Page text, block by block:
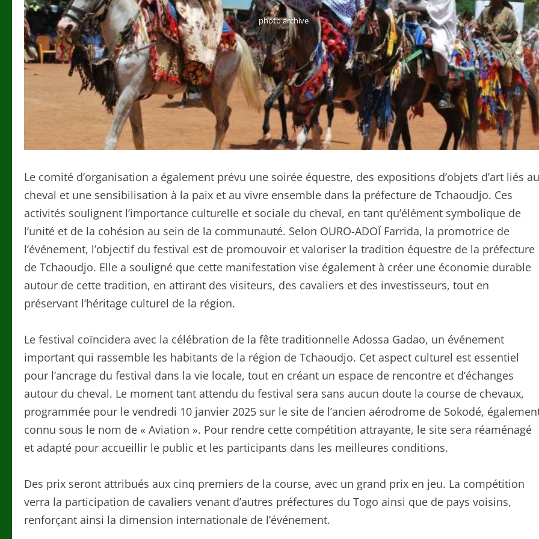
photo archive
Le comité d’organisation a également prévu une soirée équestre, des expositions d’objets d’art liés au
cheval et une sensibilisation à la paix et au vivre ensemble dans la préfecture de Tchaoudjo. Ces
activités soulignent l’importance culturelle et sociale du cheval, en tant qu’élément symbolique de
l’unité et de la cohésion au sein de la communauté. Selon OURO-ADOÏ Farrida, la promotrice de
l’événement, l’objectif du festival est de promouvoir et valoriser la tradition équestre de la préfecture
de Tchaoudjo. Elle a souligné que cette manifestation vise également à créer une économie durable
autour de cette tradition, en attirant des visiteurs, des cavaliers et des investisseurs, tout en
préservant l’héritage culturel de la région.
Le festival coïncidera avec la célébration de la fête traditionnelle Adossa Gadao, un événement
important qui rassemble les habitants de la région de Tchaoudjo. Cet aspect culturel est essentiel
pour l’ancrage du festival dans la vie locale, tout en créant un espace de rencontre et d’échanges
autour du cheval. Le moment tant attendu du festival sera sans aucun doute la course de chevaux,
programmée pour le vendredi 10 janvier 2025 sur le site de l’ancien aérodrome de Sokodé,
connu sous le nom de « Aviation ». Pour rendre cette compétition attrayante, le site sera réaménagé
et adapté pour accueillir le public et les participants dans les meilleures conditions.
Des prix seront attribués aux cinq premiers de la course, avec un grand prix en jeu. La compétition
verra la participation de cavaliers venant d’autres préfectures du Togo ainsi que de pays voisins,
renforçant ainsi la dimension internationale de l’événement.